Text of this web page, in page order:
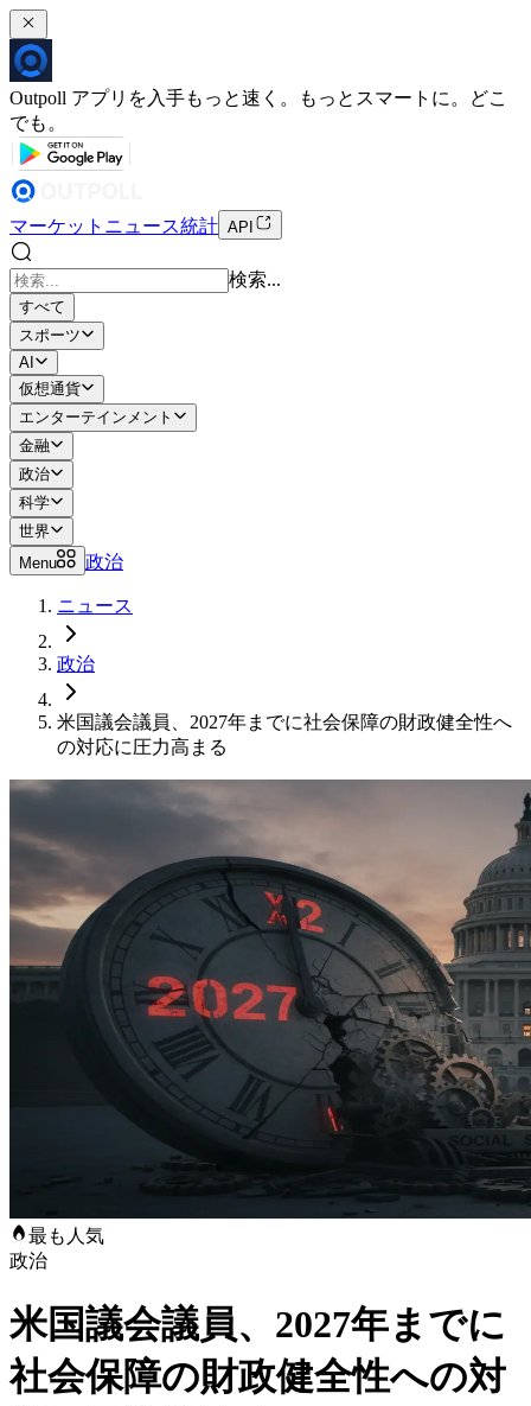
Outpoll アプリを入手もっと速く。もっとスマートに。どこ
でも。
マーケット ニュース統計 API
検索...
すべて
スポーツ
AI
仮想通貨
エンターテインメント
金融
政治
科学
世界
Menu
政治
ニュース
政治
米国議会議員、2027年までに社会保障の財政健全性へ
の対応に圧力高まる
最も人気
政治
米国議会議員、2027年までに
社会保障の財政健全性への対